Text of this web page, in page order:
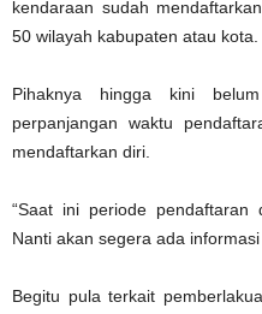
kendaraan sudah
50 wilayah kabupaten atau kota.
Pihaknya hingga kini
perpanjangan waktu
mendaftarkan diri.
“Saat ini periode
Nanti akan segera ada informasi
Begitu pula terkait